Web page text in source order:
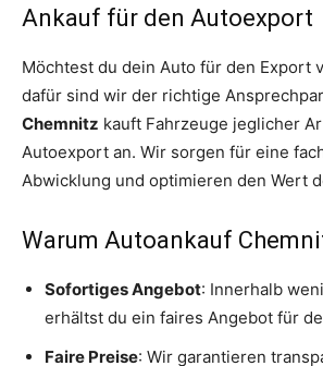
Ankauf für den Autoexport
Möchtest du dein Auto für den Export
dafür sind wir der richtige
Chemnitz kauft Fahrzeuge jeglicher
Autoexport an. Wir sorgen für eine
Abwicklung und optimieren den Wert
Warum Autoankauf
Sofortiges Angebot: Innerhalb
erhältst du ein faires Angebot für
Faire Preise: Wir garantieren